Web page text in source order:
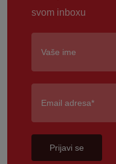
svom inboxu
Prijavi se